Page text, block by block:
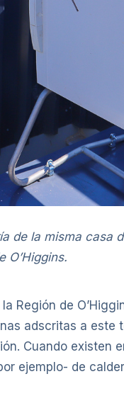
de la misma casa
O’Higgins.
Región de
adscritas a
Cuando existen
ejemplo- de